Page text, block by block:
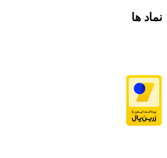
نماد ها